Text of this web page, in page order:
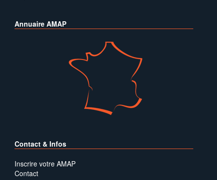
Annuaire AMAP
Contact & Infos
Inscrire votre AMAP
Contact